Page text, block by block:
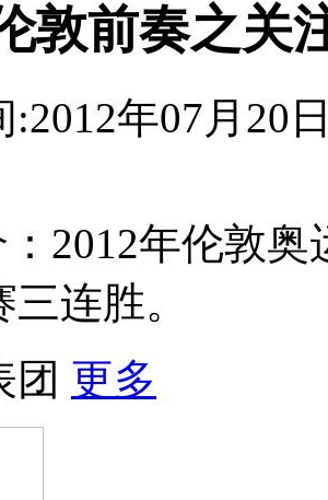
敦前奏之关
:2012年07月20
2012年伦敦
连胜。
团 更多